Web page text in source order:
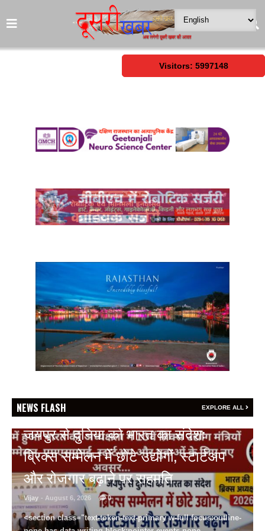
Visitors: 5997148
NEWS FLASH EXPLORE ALL
BREAKING NEWS